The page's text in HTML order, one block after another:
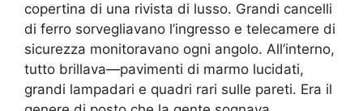
copertina di una rivista di lusso. Grandi cancelli
di ferro sorvegliavano l’ingresso e telecamere di
sicurezza monitoravano ogni angolo. All’interno,
tutto brillava—pavimenti di marmo lucidati,
grandi lampadari e quadri rari sulle pareti. Era il